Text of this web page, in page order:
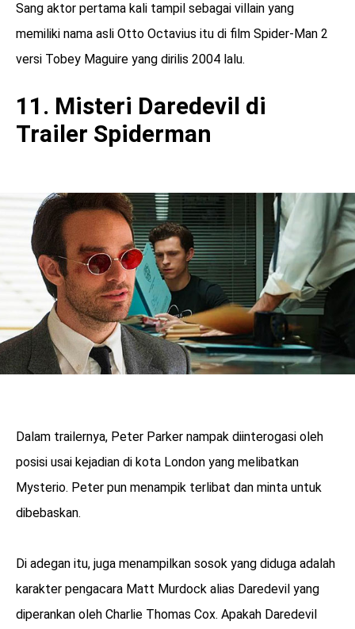
Sang aktor pertama kali tampil sebagai villain yang
memiliki nama asli Otto Octavius itu di film Spider-Man 2
versi Tobey Maguire yang dirilis 2004 lalu.
11. Misteri Daredevil di
Trailer Spiderman
Dalam trailernya, Peter Parker nampak diinterogasi oleh
posisi usai kejadian di kota London yang melibatkan
Mysterio. Peter pun menampik terlibat dan minta untuk
dibebaskan.
Di adegan itu, juga menampilkan sosok yang diduga adalah
karakter pengacara Matt Murdock alias Daredevil yang
diperankan oleh Charlie Thomas Cox. Apakah Daredevil